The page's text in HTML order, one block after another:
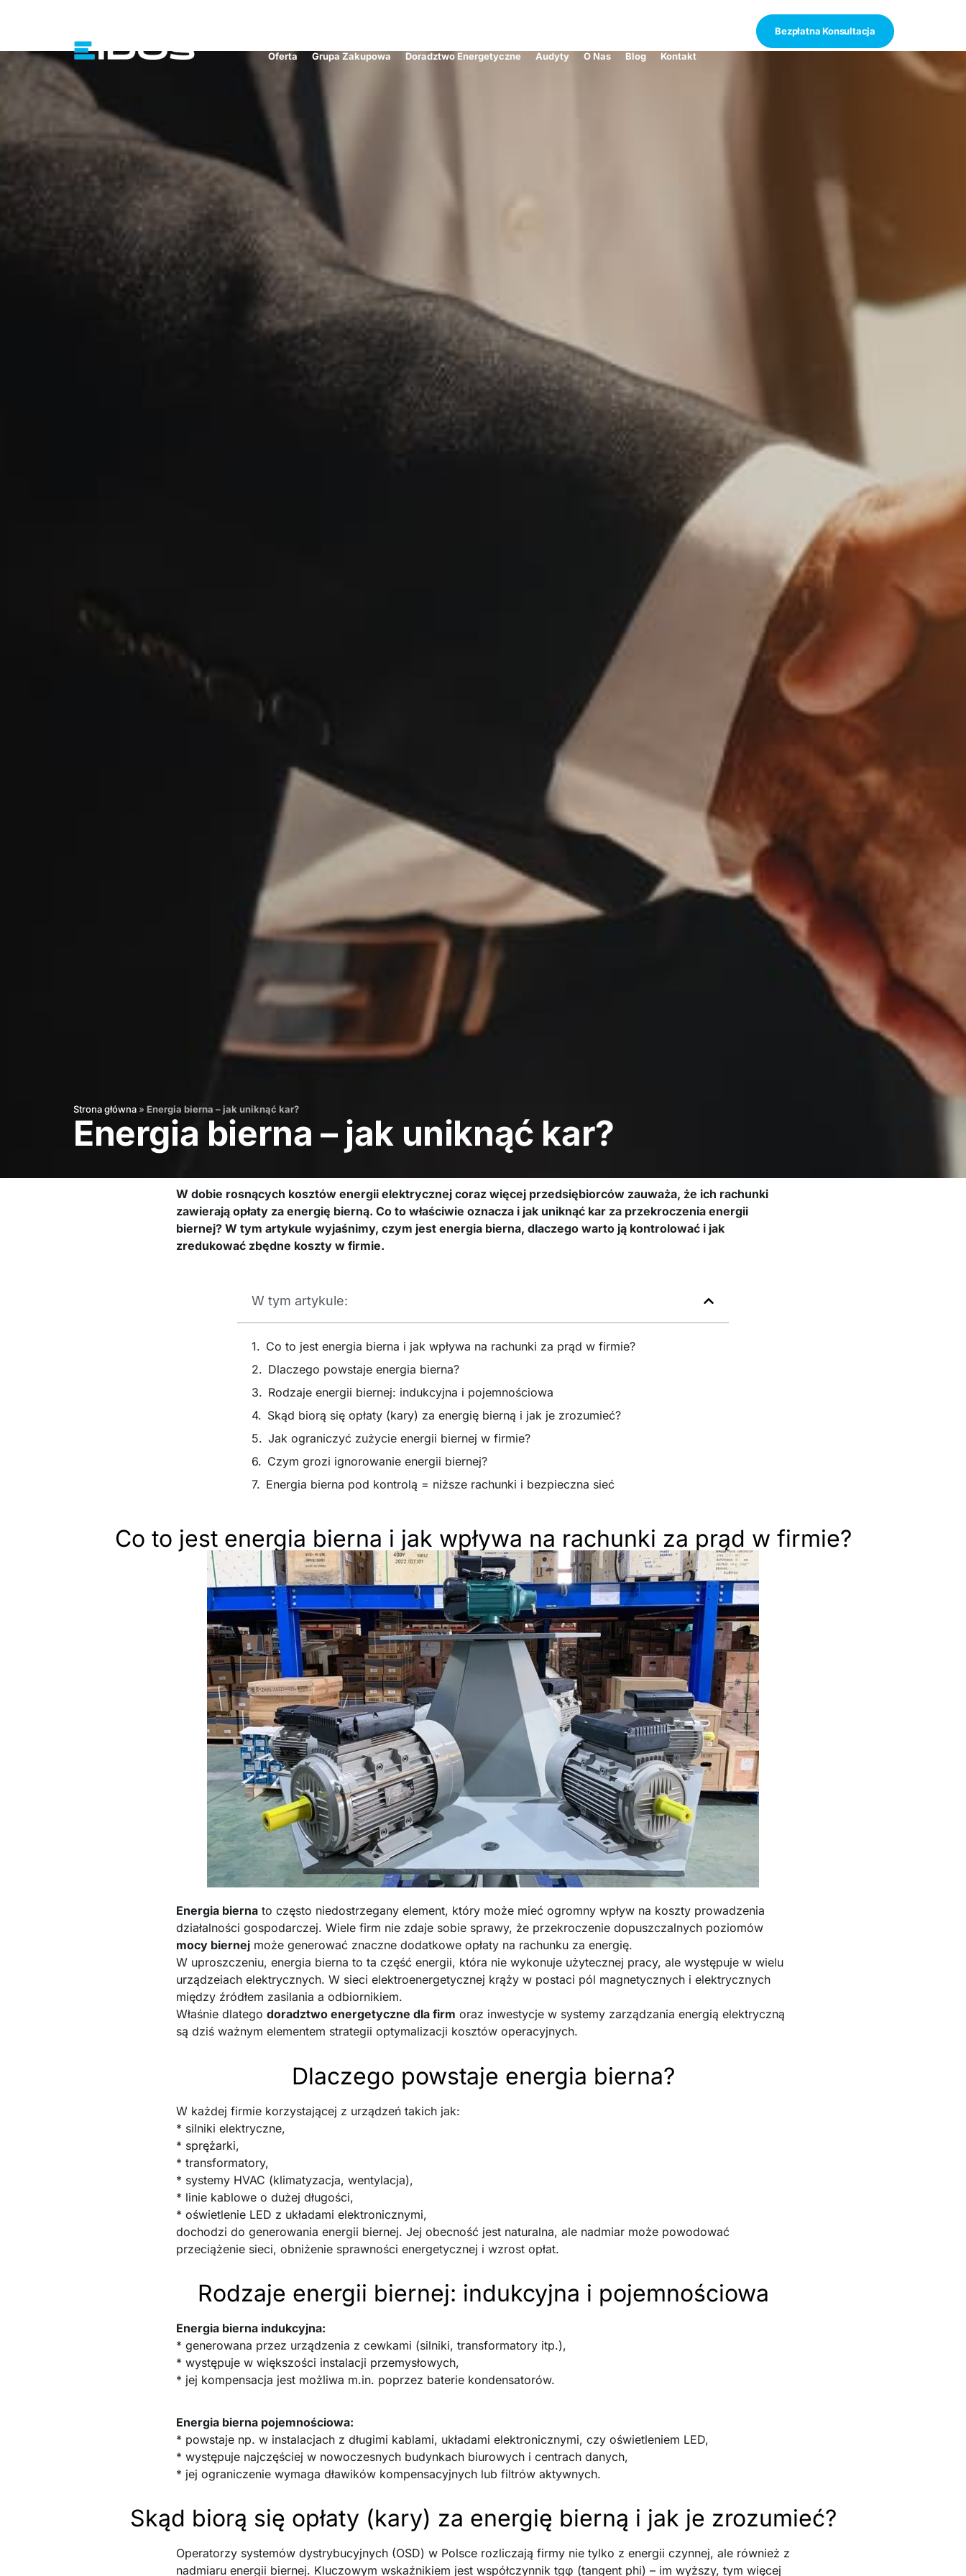
Bezpłatna Konsultacja
Oferta Grupa Zakupowa Doradztwo Energetyczne Audyty O Nas Blog Kontakt
Energia bierna – jak uniknąć kar?
Strona główna » Energia bierna – jak uniknąć kar?
Energia bierna – jak uniknąć kar?
W dobie rosnących kosztów energii elektrycznej coraz więcej przedsiębiorców zauważa, że ich rachunki
zawierają opłaty za energię bierną. Co to właściwie oznacza i jak uniknąć kar za przekroczenia energii
biernej? W tym artykule wyjaśnimy, czym jest energia bierna, dlaczego warto ją kontrolować i jak
zredukować zbędne koszty w firmie.
W tym artykule:
Co to jest energia bierna i jak wpływa na rachunki za prąd w firmie?
Dlaczego powstaje energia bierna?
Rodzaje energii biernej: indukcyjna i pojemnościowa
Skąd biorą się opłaty (kary) za energię bierną i jak je zrozumieć?
Jak ograniczyć zużycie energii biernej w firmie?
Czym grozi ignorowanie energii biernej?
Energia bierna pod kontrolą = niższe rachunki i bezpieczna sieć
Co to jest energia bierna i jak wpływa na rachunki za prąd w firmie?
Energia biernato często niedostrzegany element, który może mieć ogromny wpływ na koszty prowadzenia
działalności gospodarczej. Wiele firm nie zdaje sobie sprawy, że przekroczenie dopuszczalnych poziomów
mocy biernejmoże generować znaczne dodatkowe opłaty na rachunku za energię.
W uproszczeniu, energia bierna to ta część energii, która nie wykonuje użytecznej pracy, ale występuje w wielu
urządzeiach elektrycznych. W sieci elektroenergetycznej krąży w postaci pól magnetycznych i elektrycznych
między źródłem zasilania a odbiornikiem.
Właśnie dlatego doradztwo energetyczne dla firm oraz inwestycje w systemy zarządzania energią elektryczną
są dziś ważnym elementem strategii optymalizacji kosztów operacyjnych.
Dlaczego powstaje energia bierna?
W każdej firmie korzystającej z urządzeń takich jak:
* silniki elektryczne,
* sprężarki,
* transformatory,
* systemy HVAC (klimatyzacja, wentylacja),
* linie kablowe o dużej długości,
* oświetlenie LED z układami elektronicznymi,
dochodzi do generowania energii biernej. Jej obecność jest naturalna, ale nadmiar może powodować
przeciążenie sieci, obniżenie sprawności energetycznej i wzrost opłat.
Rodzaje energii biernej: indukcyjna i pojemnościowa
Energia bierna indukcyjna:
* generowana przez urządzenia z cewkami (silniki, transformatory itp.),
* występuje w większości instalacji przemysłowych,
* jej kompensacja jest możliwa m.in. poprzez baterie kondensatorów.
Energia bierna pojemnościowa:
* powstaje np. w instalacjach z długimi kablami, układami elektronicznymi, czy oświetleniem LED,
* występuje najczęściej w nowoczesnych budynkach biurowych i centrach danych,
* jej ograniczenie wymaga dławików kompensacyjnych lub filtrów aktywnych.
Skąd biorą się opłaty (kary) za energię bierną i jak je zrozumieć?
Operatorzy systemów dystrybucyjnych (OSD) w Polsce rozliczają firmy nie tylko z energii czynnej, ale również z
nadmiaru energii biernej. Kluczowym wskaźnikiem jest współczynnik tgφ (tangent phi) – im wyższy, tym więcej